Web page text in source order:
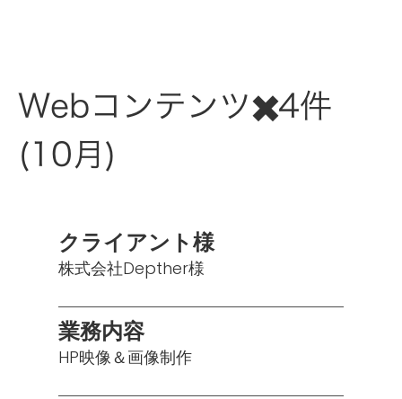
Webコンテンツ✖️4件
(10月)
クライアント様
株式会社Depther様
業務内容
HP映像＆画像制作